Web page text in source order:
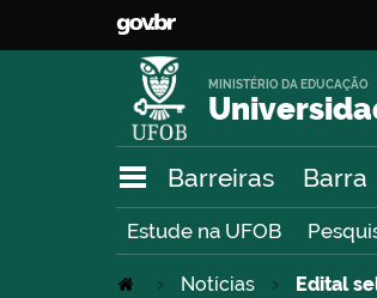
MINISTÉRIO DA EDUCAÇÃO
Barreiras Barra
Estude na UFOB
Notícias Edital